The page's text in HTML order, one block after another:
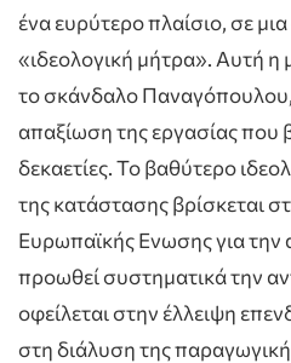
ένα ευρύτερο πλαίσιο, σε
«ιδεολογική μήτρα». Αυτή η
το σκάνδαλο Παναγόπουλου,
απαξίωση της εργασίας που
δεκαετίες. Το βαθύτερο
της κατάστασης βρίσκεται
Ευρωπαϊκής Ενωσης για
προωθεί συστηματικά την
οφείλεται στην έλλειψη
στη διάλυση της